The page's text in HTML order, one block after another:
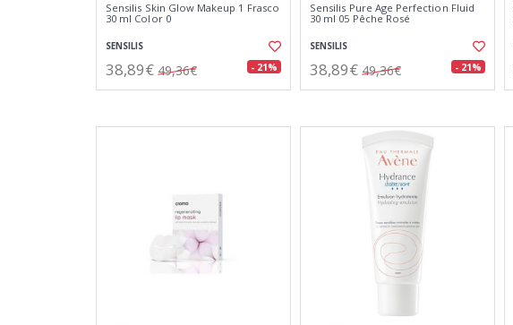
Sensilis Skin Glow Makeup 1 Frasco
30 ml Color 0
SENSILIS
38,89€ 49,36€ - 21%
Sensilis Pure Age Perfection Fluid
30 ml 05 Pêche Rosé
SENSILIS
38,89€ 49,36€ - 21%